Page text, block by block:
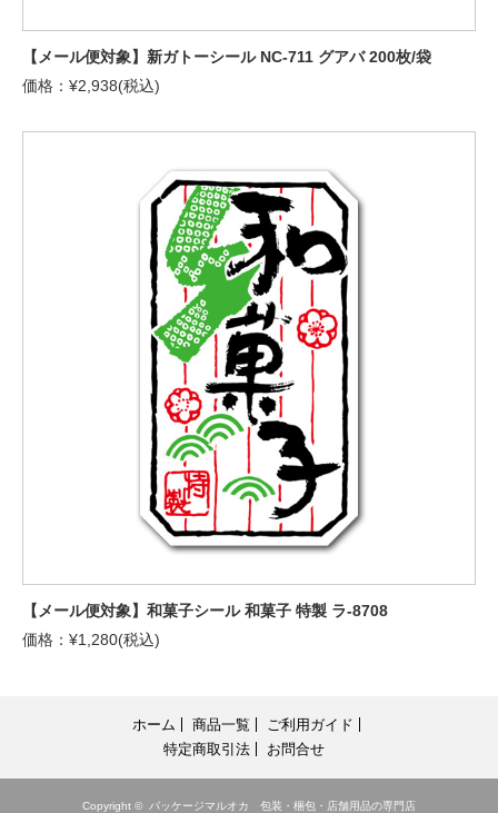
【メール便対象】新ガトーシール NC-711 グアバ 200枚/袋
価格：¥2,938(税込)
【メール便対象】和菓子シール 和菓子 特製 ラ-8708
価格：¥1,280(税込)
ホーム 商品一覧
ご利用ガイド
特定商取引法
お問合せ
Copyright © パッケージマルオカ 包装・梱包・店舗用品の専門店